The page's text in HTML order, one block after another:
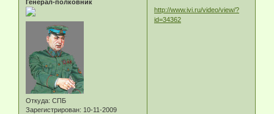
Генерал-полковник
Откуда: СПБ
Зарегистрирован: 10-11-2009
http://www.ivi.ru/video/view/?
id=34362